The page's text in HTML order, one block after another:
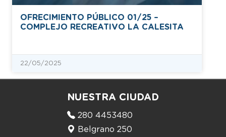
OFRECIMIENTO PÚBLICO 01/25 –
COMPLEJO RECREATIVO LA CALESITA
22/05/2025
NUESTRA CIUDAD
280 4453480
Belgrano 250